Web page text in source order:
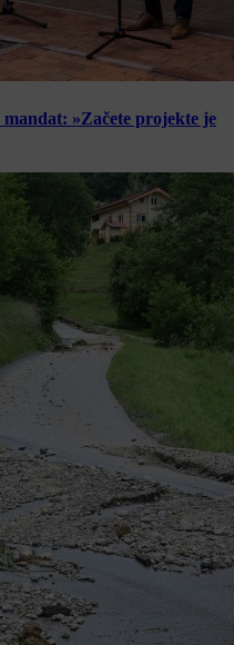
»Začete projekte je